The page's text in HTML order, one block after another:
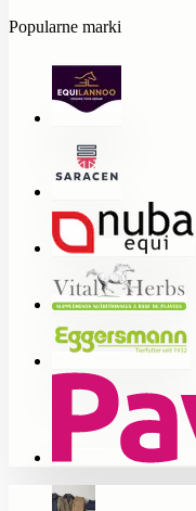
Popularne marki